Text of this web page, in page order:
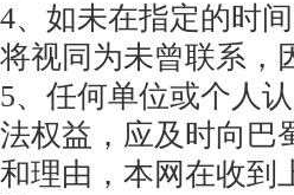
4、如未在指定的时
将视同为未曾联系，
5、任何单位或个人
法权益，应及时向巴
和理由，本网在收到